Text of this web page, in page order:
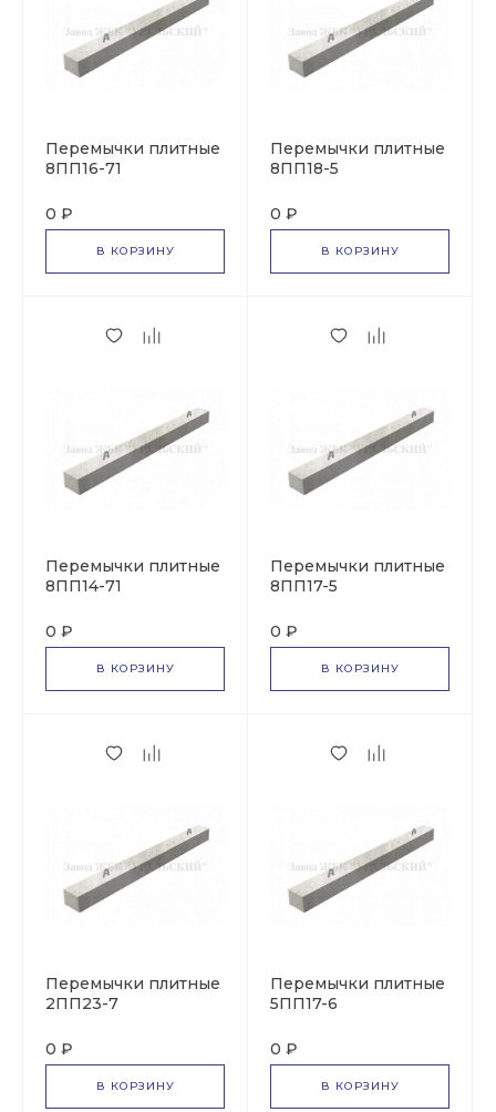
Перемычки плитные
8ПП16-71
0 ₽
В КОРЗИНУ
Перемычки плитные
8ПП18-5
0 ₽
В КОРЗИНУ
Перемычки плитные
8ПП14-71
0 ₽
В КОРЗИНУ
Перемычки плитные
8ПП17-5
0 ₽
В КОРЗИНУ
Перемычки плитные
2ПП23-7
0 ₽
В КОРЗИНУ
Перемычки плитные
5ПП17-6
0 ₽
В КОРЗИНУ